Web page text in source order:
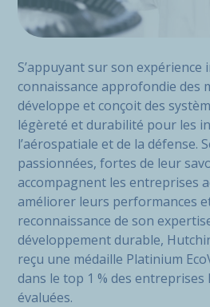
S’appuyant sur son
connaissance approfondie des
développe et conçoit des
légèreté et durabilité pour les
l’aérospatiale et de la défense.
passionnées, fortes de leur
accompagnent les entreprises
améliorer leurs performances
reconnaissance de son
développement durable,
reçu une médaille Platinium
dans le top 1 % des entreprises
évaluées.